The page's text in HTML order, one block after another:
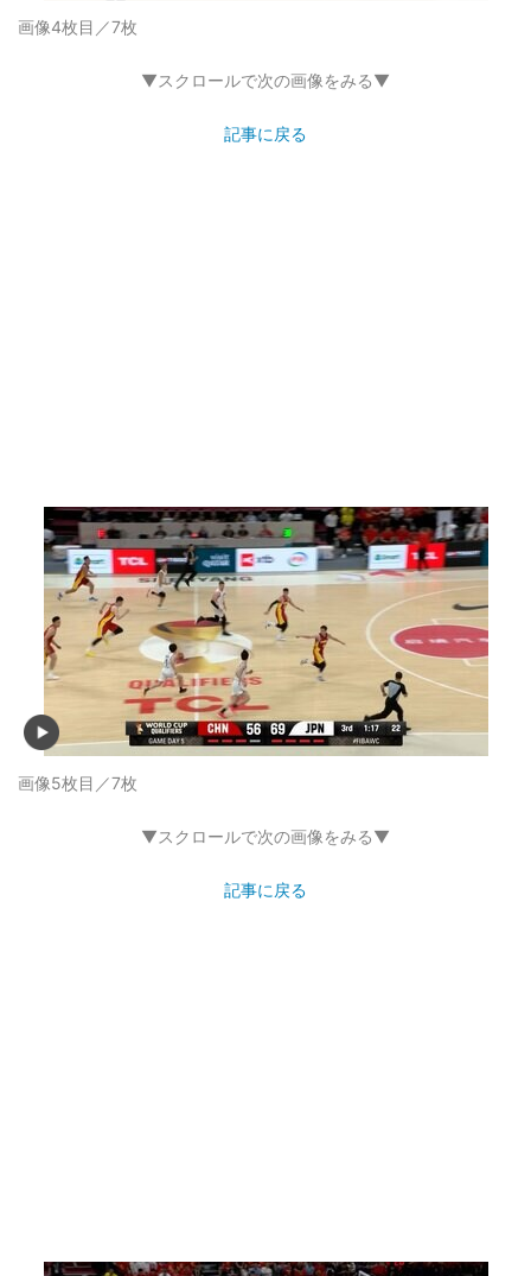
画像4枚目／7枚
▼スクロールで次の画像をみる▼
記事に戻る
画像5枚目／7枚
▼スクロールで次の画像をみる▼
記事に戻る